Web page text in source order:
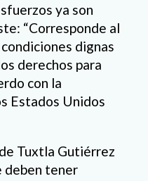
ya son
“Corresponde al
dignas
derechos para
con la
Estados Unidos
Tuxtla Gutiérrez
deben tener